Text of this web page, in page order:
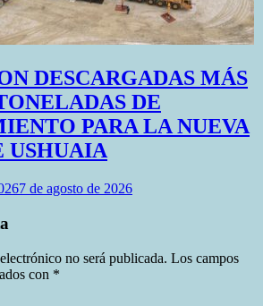
DESCARGADAS MÁS
DE
PARA LA NUEVA
USHUAIA
7 de agosto de 2026
no será publicada. Los campos
con *